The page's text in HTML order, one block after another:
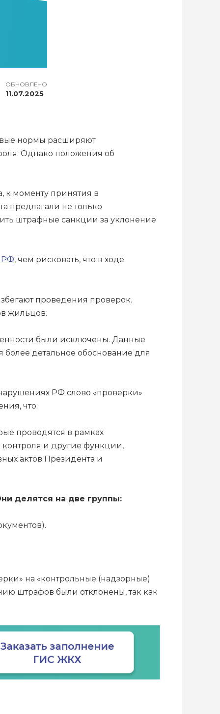
ОБНОВЛЕНО
11.07.2025
нормы расширяют
Однако положения об
к моменту принятия в
предлагали не только
штрафные санкции за уклонение
РФ, чем рисковать, что в ходе
проведения проверок.
жильцов.
были исключены. Данные
детальное обоснование для
РФ слово «проверки»
что:
проводятся в рамках
и другие функции,
актов Президента и
делятся на две группы:
на «контрольные (надзорные)
штрафов были отклонены, так как